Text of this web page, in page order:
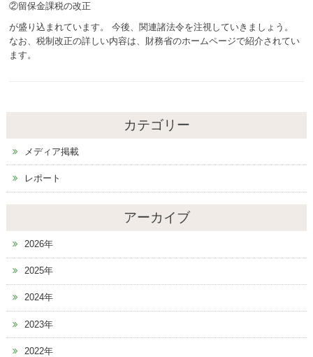
②留保金課税の改正
が盛り込まれています。 今後、関連諸法令を注視していきましょう。
なお、税制改正の詳しい内容は、財務省のホームページで紹介されてい
ます。
カテゴリー
メディア掲載
レポート
アーカイブ
2026年
2025年
2024年
2023年
2022年